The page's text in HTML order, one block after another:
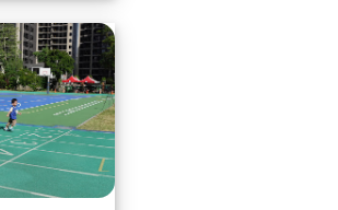
體育表演會(全員賽跑會前賽)